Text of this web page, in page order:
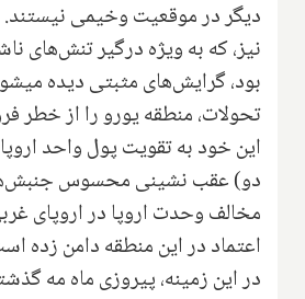
دیگر در موقعیت وخیمی نیستند.
نیز، که به ویژه درگیر تنش‌های
بود، گرایش‌های مثبتی دیده
تحولات، منطقه یورو را از خطر
این خود به تقویت پول واحد
دو) عقب نشینی محسوس
مخالف وحدت اروپا در اروپای
اعتماد در این منطقه دامن زده
در این زمینه، پیروزی ماه مه